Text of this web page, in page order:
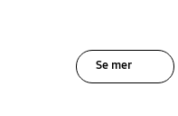
Se mer